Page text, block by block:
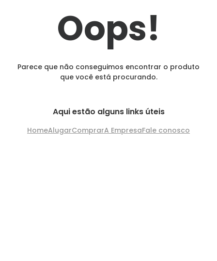
Oops!
Parece que não conseguimos encontrar o produto
que você está procurando.
Aqui estão alguns links úteis
HomeAlugarComprarA EmpresaFale conosco